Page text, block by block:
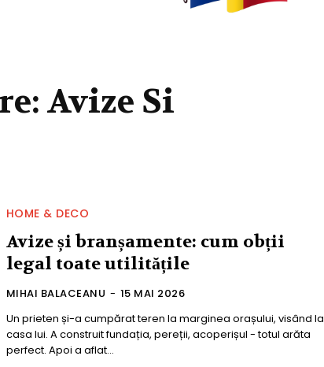
Avize Si
HOME & DECO
Avize și branșamente: cum obții
legal toate utilitățile
MIHAI BALACEANU - 15 MAI 2026
Un prieten și-a cumpărat teren la marginea orașului, visând la
casa lui. A construit fundația, pereții, acoperișul - totul arăta
perfect. Apoi a aflat...